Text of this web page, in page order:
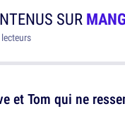
SUR
et Tom qui ne